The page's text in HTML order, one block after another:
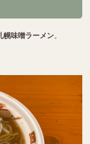
幌味噌ラーメン。